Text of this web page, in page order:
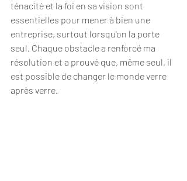
ténacité et la foi en sa vision sont
essentielles pour mener à bien une
entreprise, surtout lorsqu'on la porte
seul. Chaque obstacle a renforcé ma
résolution et a prouvé que, même seul, il
est possible de changer le monde verre
après verre.